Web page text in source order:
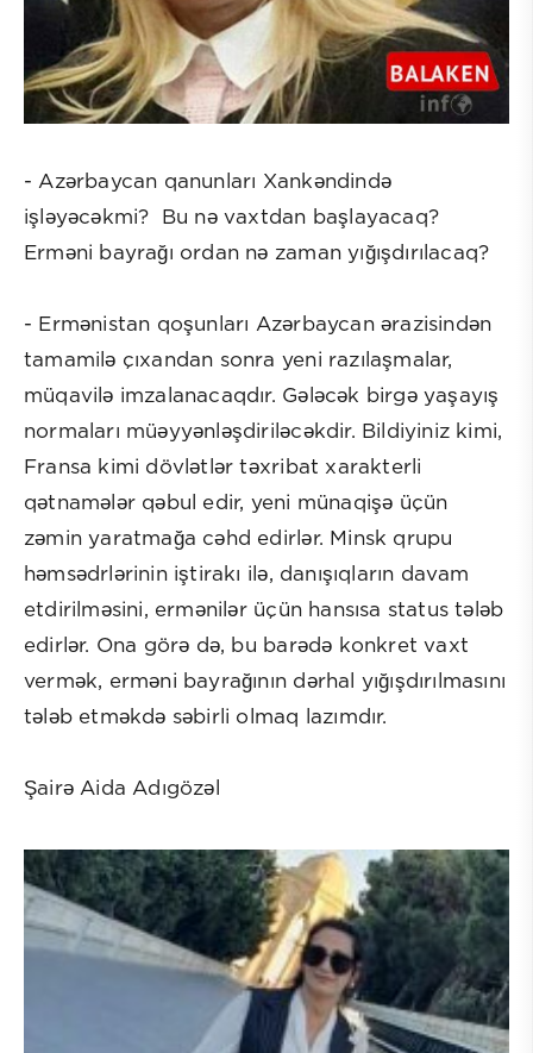
- Azərbaycan qanunları Xankəndində
işləyəcəkmi? Bu nə vaxtdan başlayacaq?
Erməni bayrağı ordan nə zaman yığışdırılacaq?
- Ermənistan qoşunları Azərbaycan ərazisindən
tamamilə çıxandan sonra yeni razılaşmalar,
müqavilə imzalanacaqdır. Gələcək birgə yaşayış
normaları müəyyənləşdiriləcəkdir. Bildiyiniz kimi,
Fransa kimi dövlətlər təxribat xarakterli
qətnamələr qəbul edir, yeni münaqişə üçün
zəmin yaratmağa cəhd edirlər. Minsk qrupu
həmsədrlərinin iştirakı ilə, danışıqların davam
etdirilməsini, ermənilər üçün hansısa status tələb
edirlər. Ona görə də, bu barədə konkret vaxt
vermək, erməni bayrağının dərhal yığışdırılmasını
tələb etməkdə səbirli olmaq lazımdır.
Şairə Aida Adıgözəl